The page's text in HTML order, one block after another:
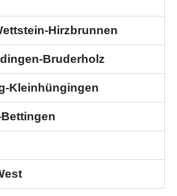
Hirzbrunnen
Bruderholz
Kleinhüngingen